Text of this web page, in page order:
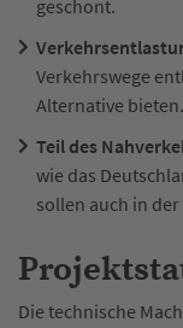
geschont.​
Verkehrswege
Alternative bieten.
Teil des
wie das
sollen auch in
Die technische